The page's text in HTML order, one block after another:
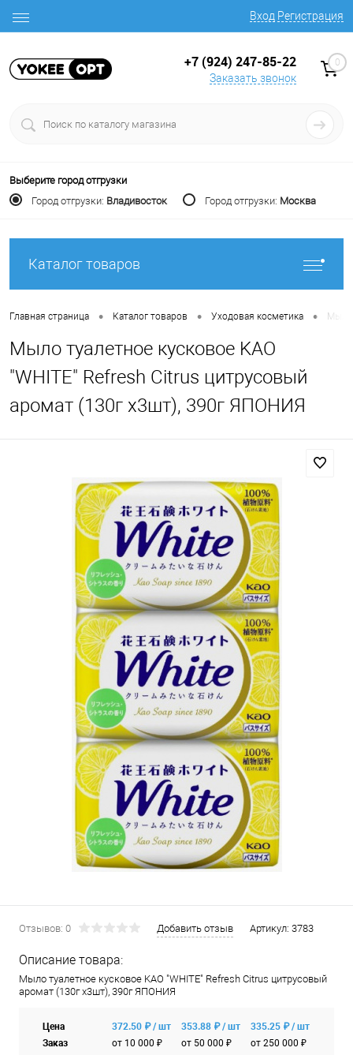
Вход Регистрация
+7 (924) 247-85-22
Заказать звонок
0
Выберите город отгрузки
Город отгрузки: Владивосток Город отгрузки: Москва
Каталог товаров
Главная страница • Каталог товаров • Уходовая косметика • Мыло
Мыло туалетное кусковое KAO
"WHITE" Refresh Citrus цитрусовый
аромат (130г х3шт), 390г ЯПОНИЯ
Отзывов: 0 Добавить отзыв Артикул: 3783
Описание товара:
Мыло туалетное кусковое KAO "WHITE" Refresh Citrus цитрусовый
аромат (130г х3шт), 390г ЯПОНИЯ
Цена
Заказ
372.50 ₽ / шт
от 10 000 ₽
353.88 ₽ / шт
от 50 000 ₽
335.25 ₽ / шт
от 250 000 ₽